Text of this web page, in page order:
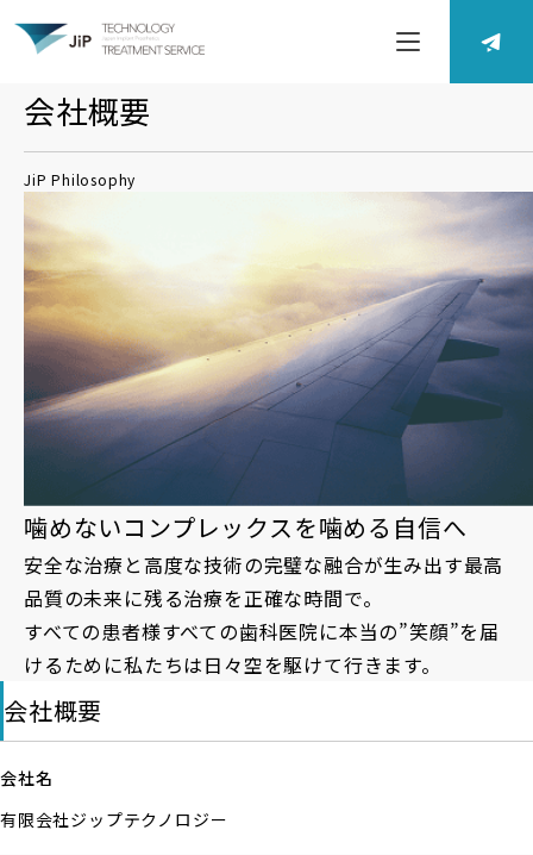
会社概要
JiP Philosophy
噛めないコンプレックスを噛める自信へ
安全な治療と高度な技術の完璧な融合が生み出す最高
品質の未来に残る治療を正確な時間で。
すべての患者様すべての歯科医院に本当の”笑顔”を届
けるために私たちは日々空を駆けて行きます。
会社概要
会社名
有限会社ジップテクノロジー